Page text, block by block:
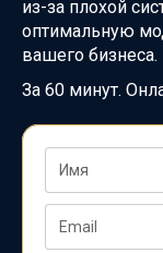
из-за плохой
оптимальную
вашего бизнеса.
За 60 минут.